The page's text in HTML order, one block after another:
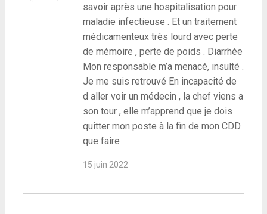
savoir après une hospitalisation pour
maladie infectieuse . Et un traitement
médicamenteux très lourd avec perte
de mémoire , perte de poids . Diarrhée
Mon responsable m’a menacé, insulté .
Je me suis retrouvé En incapacité de
d aller voir un médecin , la chef viens a
son tour , elle m’apprend que je dois
quitter mon poste à la fin de mon CDD
que faire
15 juin 2022